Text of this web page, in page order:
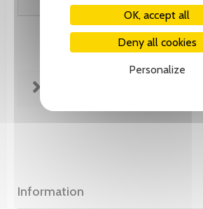
OK, accept all
Deny all cookies
Personalize
Information